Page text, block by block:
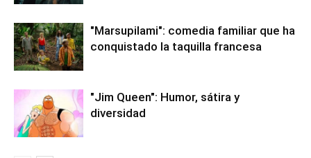
"Marsupilami": comedia familiar que ha
conquistado la taquilla francesa
"Jim Queen": Humor, sátira y
diversidad